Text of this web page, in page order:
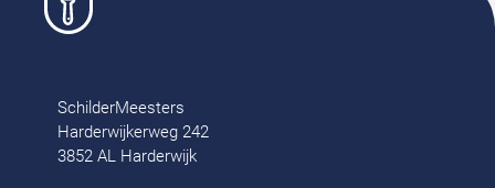
SchilderMeesters
Harderwijkerweg 242
3852 AL Harderwijk